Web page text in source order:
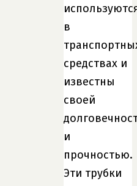
в
средствах и
известны
своей
и
прочностью.
Эти трубки